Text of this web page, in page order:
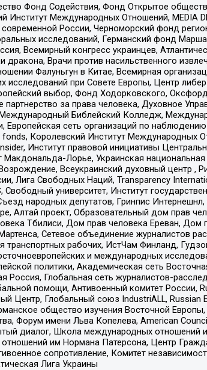
Фонд Содействия, Фонд Открытое
Международных Отношений, MEDIA
России, Черноморский фонд
исследований, Германский фонд
Всемирный конгресс украинцев,
Врачи против насильственного
Фалуньгун в Китае, Всемирная
при Совете Европы, Центр
выбор, Фонд Ходорковского,
за права человека, Духовное
Библейский Колледж,
Европейская сеть организаций по
Королевский Институт
Институт правовой инициативы
Макдональда-Лорье, Украинская
Всеукраинский духовный центр ,
Лига Свободных Наций, Transparеncy
университет, Институт
народных депутатов, Гринпис
Алтай проект, Образовательный дом прав
Тбилиси, Дом прав человека Ереван,
Сетевое объединение журналистов
рабочих, ИстЧам Финланд,
и международных
политики, Академическая сеть
Глобальная сеть журналистов-
помощи, Антивоенный комитет России,
Центр, Глобальный союз IndustriALL, Russian
общество изучения Восточной
Форум имени Льва Копелева, American
диалог, Школа международных отношений
им Нормана Патерсона, Центр
сопротивление, Комитет
Лига Украины